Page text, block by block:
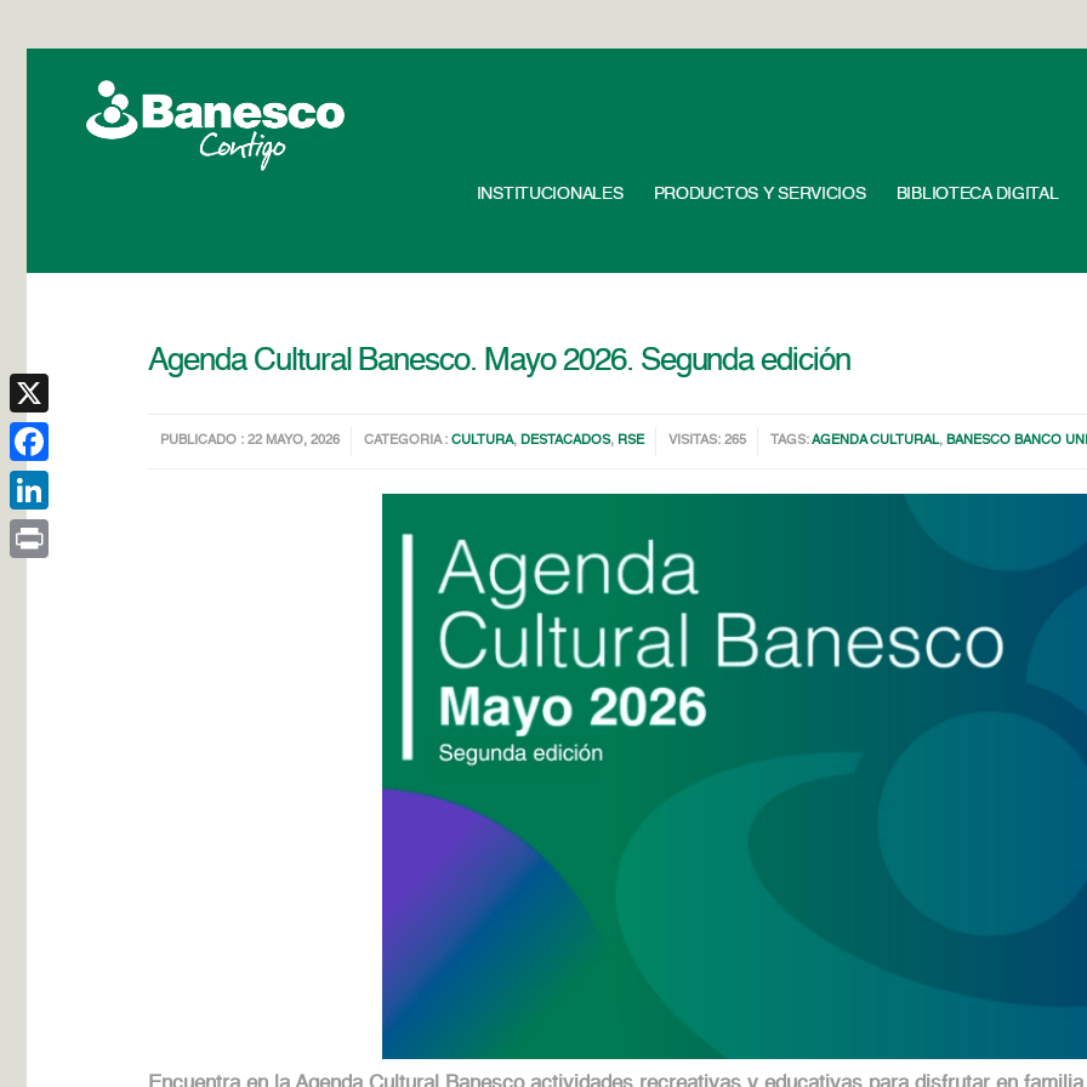
INSTITUCIONALES PRODUCTOS Y SERVICIOS BIBLIOTECA DIGITAL
Agenda Cultural Banesco. Mayo 2026. Segunda edición
PUBLICADO : 22 MAYO, 2026 CATEGORIA :CULTURA, DESTACADOS, RSE VISITAS: 265 TAGS:AGENDA CULTURAL, BANESCO BANCO
X
Facebook
LinkedIn